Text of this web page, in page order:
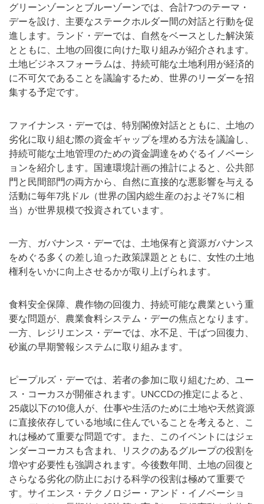
グリーンゾーンとブルーゾーンでは、合計7つのテーマ・
デーを設け、主要なステークホルダー間の対話と行動を促
進します。ランド・デーでは、自然をベースとした解決策
とともに、土地の回復に向けた取り組みが紹介されます。
土地ビジネスフォーラムは、持続可能な土地利用が経済的
に不可欠であることを議論するため、世界のリーダーを招
集する予定です。
ファイナンス・デーでは、特別閣僚対話とともに、土地の
劣化に取り組む際の資金ギャップを埋める方法を議論し、
持続可能な土地管理のための資金調達をめぐるイノベーシ
ョンを紹介します。国連環境計画の推計によると、公共部
門と民間部門の両方から、自然に直接的な悪影響を与える
活動に毎年7兆ドル（世界の国内総生産のおよそ7％に相
当）が世界規模で投資されています。
一方、ガバナンス・デーでは、土地保有と資源ガバナンス
をめぐる多くの差し迫った政策課題とともに、女性の土地
権利をいかに向上させるかが取り上げられます。
食料安全保障、農作物の回復力、持続可能な農業という重
要な問題が、農業食料システム・デーの焦点となります。
一方、レジリエンス・デーでは、水不足、干ばつ回復力、
砂嵐の早期警報システムに取り組みます。
ピープルズ・デーでは、若者の参加に取り組むため、ユー
ス・コーカスが開催されます。UNCCDの推定によると、
25歳以下の10億人が、仕事や生活のために土地や天然資源
に直接依存している地域に住んでいることを考えると、こ
れは極めて重要な問題です。また、このイベントにはジェ
ンダーコーカスも含まれ、リスクのあるグループの役割を
増やす必要性も強調されます。今後数年間、土地の回復と
さらなる劣化の防止における科学の役割は極めて重要で
す。サイエンス・テクノロジー・アンド・イノベーショ